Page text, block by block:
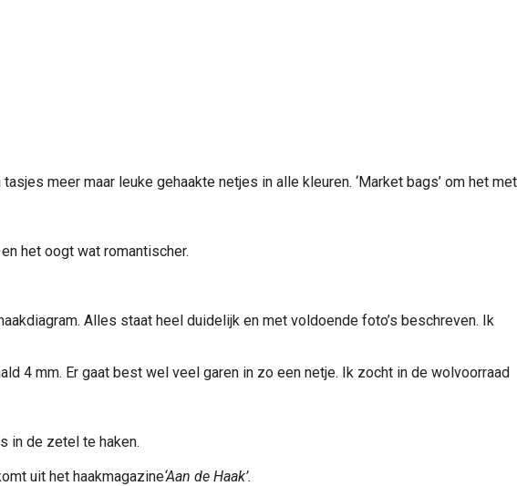
meer maar leuke gehaakte netjes in alle kleuren. ‘Market bags’ om het met
het oogt wat romantischer.
Alles staat heel duidelijk en met voldoende foto’s beschreven. Ik
4 mm. Er gaat best wel veel garen in zo een netje. Ik zocht in de wolvoorraad
in de zetel te haken.
uit het haakmagazine‘Aan de Haak’.